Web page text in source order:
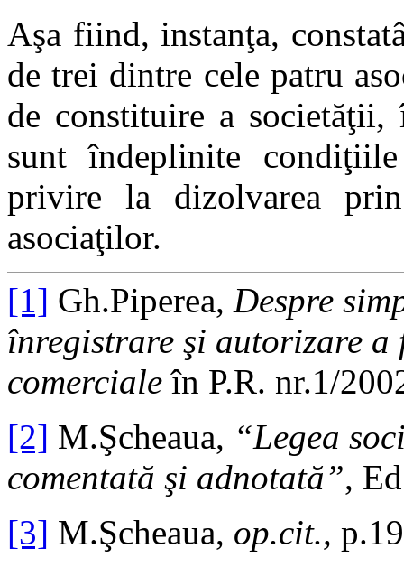
Aşa fiind, instanţa,
de trei dintre cele patru
de constituire a
sunt îndeplinite
privire la dizolvarea
asociaţilor.
[1] Gh.Piperea, Despre
înregistrare şi autorizare
comercialeîn P.R. nr.1/
[2] M.Şcheaua, “Legea
comentată şi adnotată”,
[3] M.Şcheaua, op.cit.,